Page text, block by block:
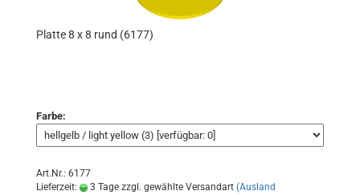
Platte 8 x 8 rund (6177)
Farbe:
Art.Nr.: 6177
Lieferzeit:
3 Tage zzgl. gewählte Versandart (Ausland